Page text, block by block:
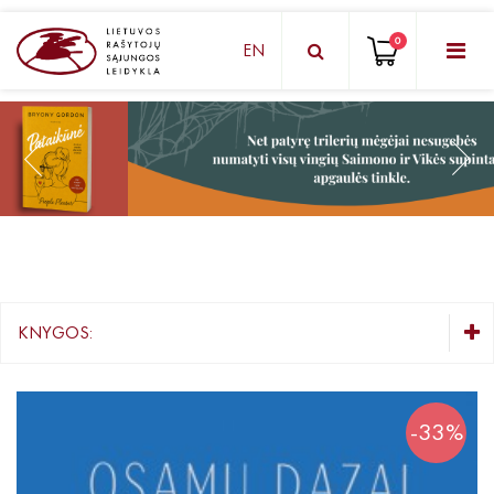
KNYGŲ DĖŽUTĖ - STAIGMENA
Grožinė literatūra
EN 0
KNYGOS:
Negrožinė literatūra
-33%